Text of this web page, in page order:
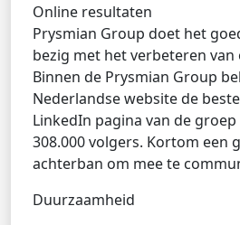
Online resultaten
Prysmian Group doet het
bezig met het verbeteren
Binnen de Prysmian Group
Nederlandse website de
LinkedIn pagina van de
308.000 volgers. Kortom een
achterban om mee te
Duurzaamheid